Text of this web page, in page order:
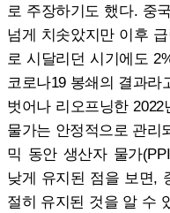
로 주장하기도 했다. 중
넘게 치솟았지만 이후
로 시달리던 시기에도
코로나19 봉쇄의 결과라
벗어나 리오프닝한
물가는 안정적으로 관리
믹 동안 생산자 물가
낮게 유지된 점을 보면,
절히 유지된 것을 알 수